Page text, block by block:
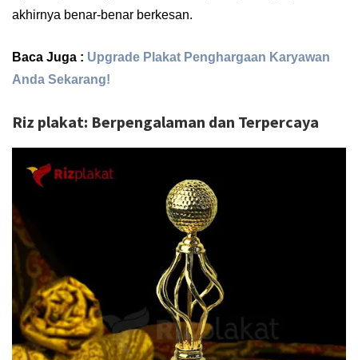
akhirnya benar-benar berkesan.
Baca Juga : Upgrade Plakat Penghargaan Karyawan
Anda Sekarang!
Riz plakat: Berpengalaman dan Terpercaya